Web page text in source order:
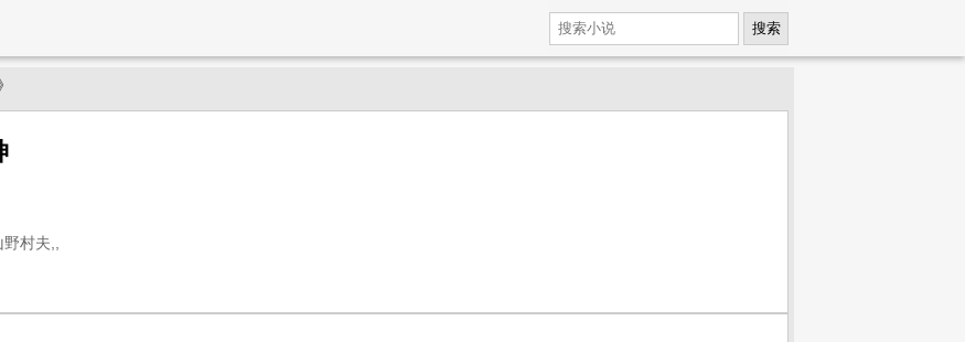
搜索
野村夫,,